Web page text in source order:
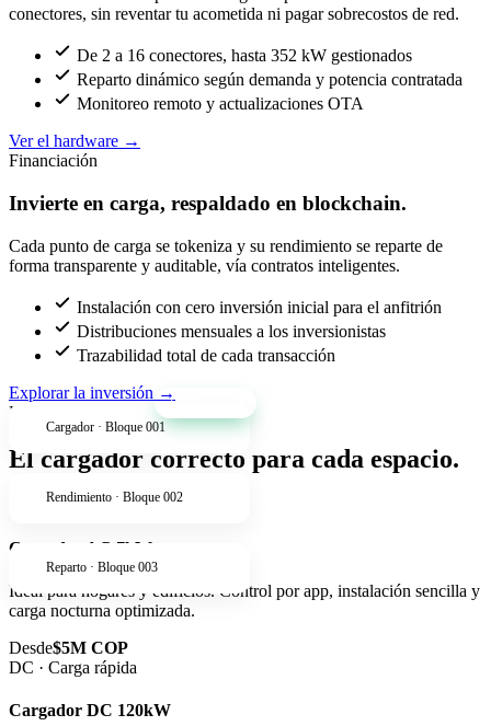
conectores, sin reventar tu acometida ni pagar sobrecostos de red.
De 2 a 16 conectores, hasta 352 kW gestionados
Reparto dinámico según demanda y potencia contratada
Monitoreo remoto y actualizaciones OTA
Ver el hardware →
Financiación
Invierte en carga, respaldado en blockchain.
Cada punto de carga se tokeniza y su rendimiento se reparte de
forma transparente y auditable, vía contratos inteligentes.
Instalación con cero inversión inicial para el anfitrión
Distribuciones mensuales a los inversionistas
Trazabilidad total de cada transacción
Explorar la inversión →
+34% anual
Cargador · Bloque 001
Rendimiento · Bloque 002
Reparto · Bloque 003
Productos
El cargador correcto para cada espacio.
AC · Residencial
Cargador AC 7kW
Ideal para hogares y edificios. Control por app, instalación sencilla y
carga nocturna optimizada.
Desde$5M COP
DC · Carga rápida
Cargador DC 120kW